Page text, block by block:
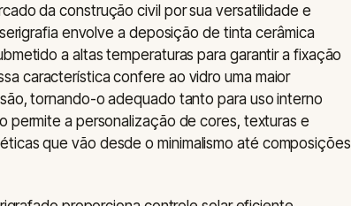
da construção civil por sua versatilidade e
envolve a deposição de tinta cerâmica
a altas temperaturas para garantir a fixação
característica confere ao vidro uma maior
tornando-o adequado tanto para uso interno
permite a personalização de cores, texturas e
que vão desde o minimalismo até composições